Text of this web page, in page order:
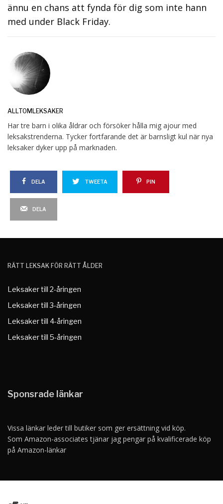
ännu en chans att fynda för dig som inte hann
med under Black Friday.
ALLTOMLEKSAKER
Har tre barn i olika åldrar och försöker hålla mig ajour med
leksakstrenderna. Tycker fortfarande det är barnsligt kul när nya
leksaker dyker upp på marknaden.
DELA TWEETA PIN
DELA
RÄTT LEKSAK FÖR RÄTT ÅLDER
Leksaker till 2-åringen
Leksaker till 3-åringen
Leksaker till 4-åringen
Leksaker till 5-åringen
Sponsrade länkar
Vissa länkar leder till butiker som ger ersättning vid köp.
Som Amazon-associates tjänar jag pengar på kvalificerade köp
på Amazon-länkar